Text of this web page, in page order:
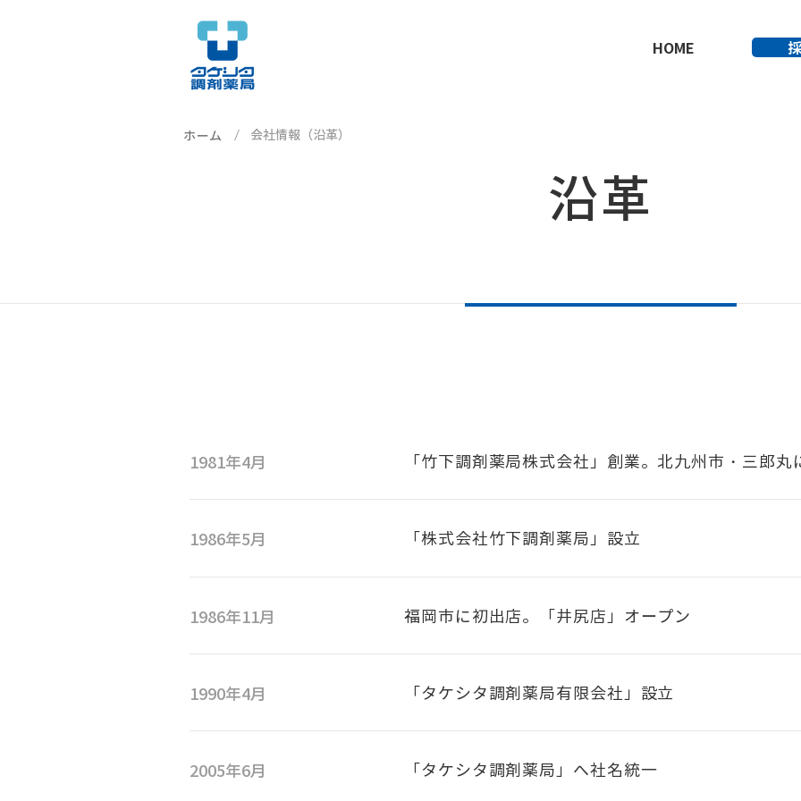
HOME
ホーム 会社情報（沿革）
沿革
1981年4月 「竹下調剤薬局株式会社」創業。北九州市・三郎
1986年5月 「株式会社竹下調剤薬局」設立
1986年11月 福岡市に初出店。「井尻店」オープン
1990年4月 「タケシタ調剤薬局有限会社」設立
2005年6月 「タケシタ調剤薬局」へ社名統一